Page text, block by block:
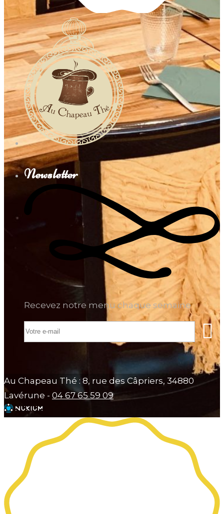
Newsletter
Recevez notre menu chaque semaine
Au Chapeau Thé : 8, rue des Câpriers, 34880
Lavérune - 04 67 65 59 09